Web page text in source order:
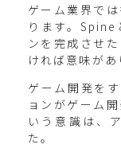
ゲーム業界で
ります。Spine
ンを完成させ
ければ意味があ
ゲーム開発を
ョンがゲーム
いう意識は、
た。